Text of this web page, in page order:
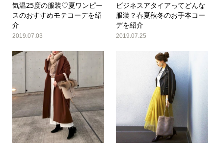
気温25度の服装♡夏ワンピー
スのおすすめモテコーデを紹
介
2019.07.03
ビジネスアタイアってどんな
服装？春夏秋冬のお手本コー
デを紹介
2019.07.25